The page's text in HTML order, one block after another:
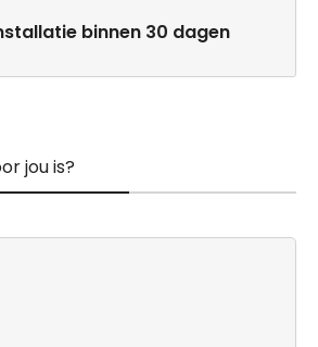
binnen 30 dagen
jou is?